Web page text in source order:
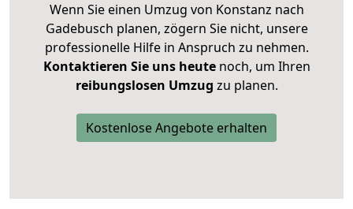
Wenn Sie einen Umzug von Konstanz nach
Gadebusch planen, zögern Sie nicht, unsere
professionelle Hilfe in Anspruch zu nehmen.
Kontaktieren Sie uns heutenoch, um Ihren
reibungslosen Umzug zu planen.
Kostenlose Angebote erhalten